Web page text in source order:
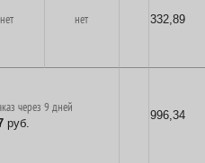
нет нет 332,89
через 9 дней
руб.
996,34